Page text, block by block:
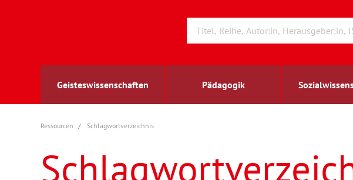
Geisteswissenschaften Pädagogik
Archäologie
Berufs- und Wirtschaftspädagogik
Arbeitsmarktforschung
Außenwirtschaft
berufsbildung
Ressourcen Schlagwortverzeichnis